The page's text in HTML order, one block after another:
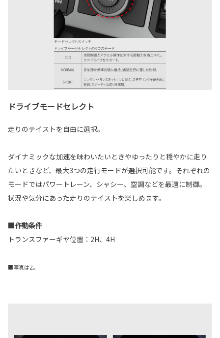
ドライブモードセレクト
走りのテイストを自由に選択。
ダイナミックな加速を味わいたいときやゆったりと穏やかに走り
たいときなど、最大3つの走行モードが選択可能です。それぞれの
モードではパワートレーン、シャシー、空調などを最適に制御。
状況や気分にあった走りのテイストを楽しめます。
■作動条件
トランスファーギヤ位置：2H、4H
■写真はZ。